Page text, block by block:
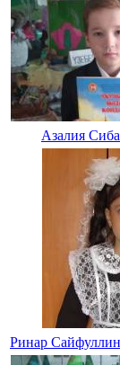
Азалия
Ринар Сайфуллин